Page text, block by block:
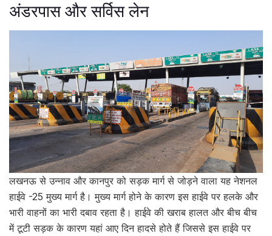
अंडरपास और सर्विस लेन
लखनऊ से उन्नाव और कानपुर को सड़क मार्ग से जोड़ने वाला यह नेशनल
हाईवे -25 मुख्य मार्ग है। मुख्य मार्ग होने के कारण इस हाईवे पर हलके और
भारी वाहनों का भारी दबाव रहता है। हाईवे की खराब हालत और बीच बीच
में टूटी सड़क के कारण यहां आए दिन हादसे होते हैं जिससे इस हाईवे पर